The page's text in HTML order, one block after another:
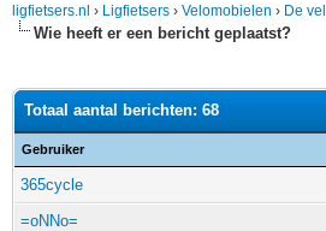
ligfietsers.nl › Ligfietsers › Velomobielen › De
Wie heeft er een bericht geplaatst?
Totaal aantal berichten: 68
Gebruiker
365cycle
=oNNo=